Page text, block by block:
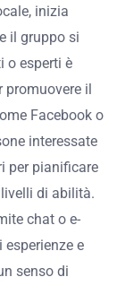
inizia
il gruppo si
o esperti è
il
Facebook o
interessate
per pianificare
di abilità.
chat o e-
e
senso di